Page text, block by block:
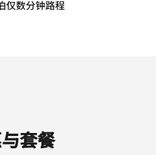
仅数分钟路程
套餐